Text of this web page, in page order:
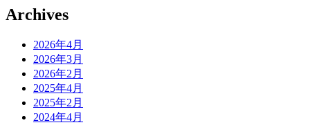
Archives
2026年4月
2026年3月
2026年2月
2025年4月
2025年2月
2024年4月